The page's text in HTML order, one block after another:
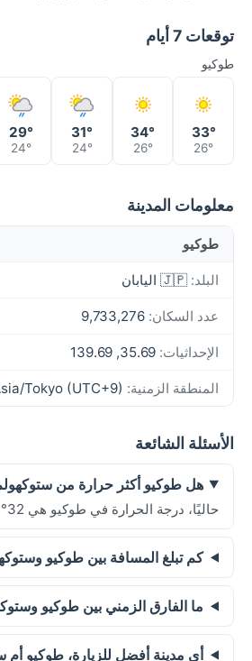
توقعات 7 أيام
طوكيو
33°
26°
34°
26°
31°
24°
29°
24°
معلومات المدينة
طوكيو
البلد: 🇯🇵 اليابان
عدد السكان:
الإحداثيات:
المنطقة الزمنية:
الأسئلة الشائعة
هل طوكيو أكثر حرارة من
حاليًا، درجة الحرارة في طوكيو هي 32°C وفي ستوكهولم هي 14°C.
كم تبلغ المسافة بين طوكيو
ما الفارق الزمني بين طوكيو
أي مدينة أفضل للزيارة، طوكيو أم